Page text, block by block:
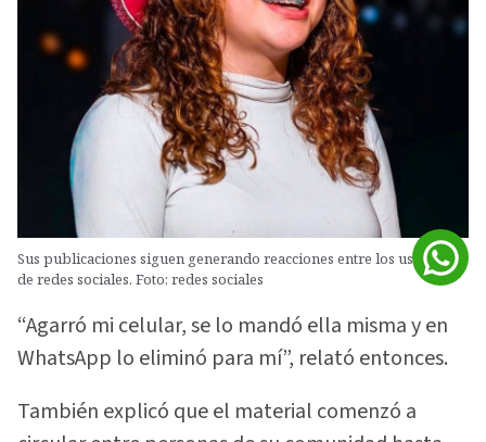
Sus publicaciones siguen generando reacciones entre los usuarios
de redes sociales. Foto: redes sociales
“Agarró mi celular, se lo mandó ella misma y en
WhatsApp lo eliminó para mí”, relató entonces.
También explicó que el material comenzó a